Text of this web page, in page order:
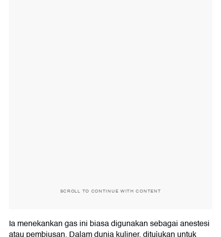
SCROLL TO CONTINUE WITH CONTENT
Ia menekankan gas ini biasa digunakan sebagai anestesi